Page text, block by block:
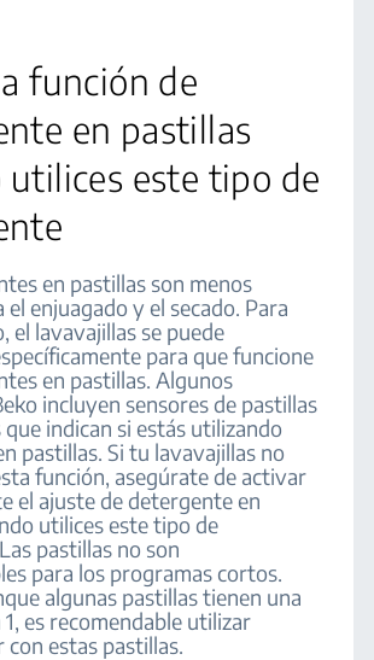
función de
en pastillas
utilices este tipo de
en pastillas son menos
el enjuagado y el secado. Para
el lavavajillas se puede
para que funcione
en pastillas. Algunos
incluyen sensores de pastillas
indican si estás utilizando
pastillas. Si tu lavavajillas no
función, asegúrate de activar
el ajuste de detergente en
utilices este tipo de
pastillas no son
para los programas cortos.
algunas pastillas tienen una
es recomendable utilizar
estas pastillas.